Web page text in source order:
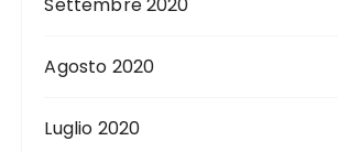
Agosto 2020
Luglio 2020